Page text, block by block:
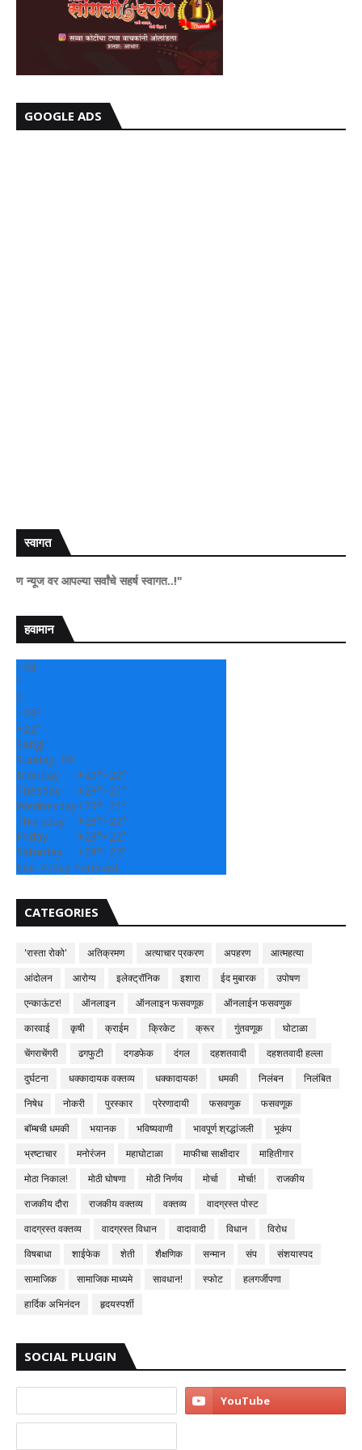
GOOGLE ADS
स्वागत
वर आपल्या सर्वांचे सहर्ष स्वागत..!"
हवामान
+28
°
C
+29°
+22°
Sangli
Sunday, 09
Monday
+29°+22°
Tuesday
+29°+21°
Wednesday+29°+21°
Thursday
+28°+22°
Friday
+28°+22°
Saturday
+28°+22°
See 7-Day Forecast
CATEGORIES
'रास्ता रोको' अतिक्रमण अत्याचार प्रकरण अपहरण
आत्महत्या
आंदोलन
आरोग्य इलेक्ट्रॉनिक इशारा ईद मुबारक
उपोषण
एन्काऊंटर!
ऑनलाइन ऑनलाइन फसवणूक
ऑनलाईन फसवणुक
कारवाई
कृषी क्राईम क्रिकेट क्रूर गुंतवणूक
घोटाळा
चेंगराचेंगरी
ढगफुटी दगडफेक दंगल दहशतवादी
दहशतवादी हल्ला
दुर्घटना
धक्कादायक वक्तव्य धक्कादायक! धमकी निलंबन
निलंबित
निषेध
नोकरी पुरस्कार प्रेरणादायी फसवणुक
फसवणूक
बॉम्बची धमकी
भयानक भविष्यवाणी भावपूर्ण श्रद्धांजली
भूकंप
भ्रष्टाचार
मनोरंजन महाघोटाळा माफीचा साक्षीदार
माहितीगार
मोठा निकाल!
मोठी घोषणा मोठी निर्णय मोर्चा मोर्चा!
राजकीय
राजकीय दौरा
राजकीय वक्तव्य वक्तव्य
वादग्रस्त पोस्ट
वादग्रस्त वक्तव्य
वादग्रस्त विधान वादावादी विधान
विरोध
विषबाधा
शाईफेक शेती शैक्षणिक सन्मान संप
संशयास्पद
सामाजिक
सामाजिक माध्यमे सावधान! स्फोट
हलगर्जीपणा
हार्दिक अभिनंदन
हृदयस्पर्शी
SOCIAL PLUGIN